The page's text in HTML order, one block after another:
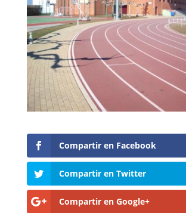
Compartir en Facebook
Compartir en Twitter
Compartir en Google+